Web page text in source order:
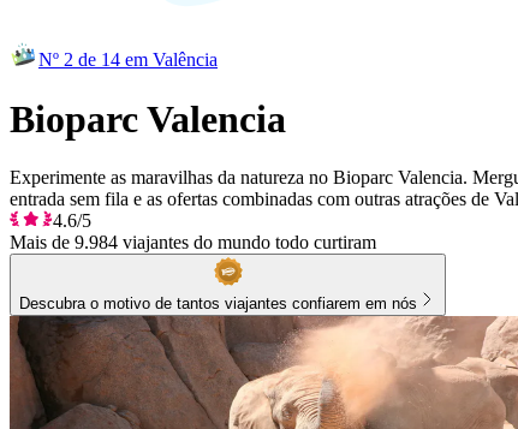
Nº 2 de 14 em Valência
Bioparc Valencia
Experimente as maravilhas da natureza no Bioparc Valencia.
entrada sem fila e as ofertas combinadas com outras atrações de
4.6/5
Mais de 9.984 viajantes do mundo todo curtiram
Descubra o motivo de tantos viajantes confiarem em nós